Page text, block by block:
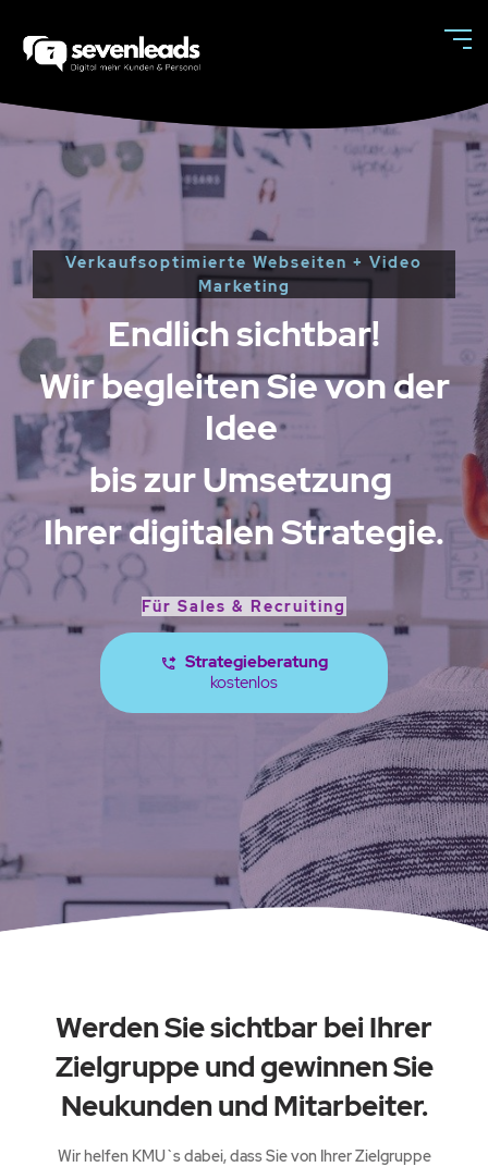
Verkaufsoptimierte Webseiten + Video
Marketing
Endlich sichtbar!
Wir begleiten Sie von der
Idee
bis zur Umsetzung
Ihrer digitalen Strategie.
Für Sales & Recruiting
Strategieberatung
kostenlos
Werden Sie sichtbar bei Ihrer
Zielgruppe und gewinnen Sie
Neukunden und Mitarbeiter.
Wir helfen KMU`s dabei, dass Sie von Ihrer Zielgruppe